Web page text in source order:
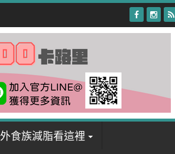
外食族減脂看這裡